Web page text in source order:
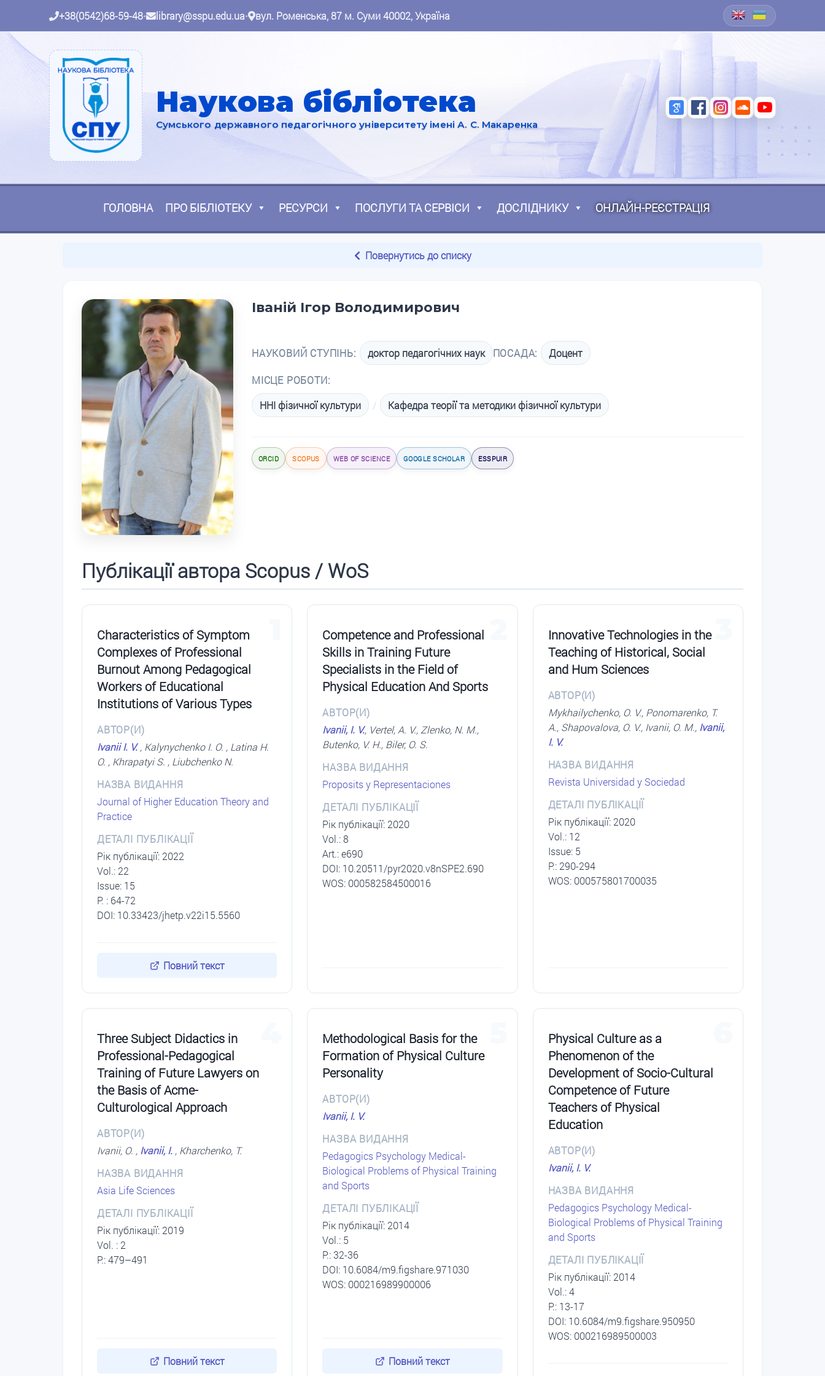
+38(0542)68-59-48• library@sspu.edu.ua• вул. Роменська, 87 м. Суми 40002, Україна
Наукова бібліотека
Сумського державного педагогічного університету імені А. С. Макаренка
ГОЛОВНА ПРО БІБЛІОТЕКУ РЕСУРСИ ПОСЛУГИ ТА СЕРВІСИ ДОСЛІДНИКУ ОНЛАЙН-РЕЄСТРАЦІЯ
Повернутись до списку
Іваній Ігор Володимирович
НАУКОВИЙ СТУПІНЬ: доктор педагогічних наук ПОСАДА: Доцент
МІСЦЕ РОБОТИ:
ННІ фізичної культури
/ Кафедра теорії та методики фізичної культури
ORCID SCOPUS WEB OF SCIENCE GOOGLE SCHOLAR ESSPUIR
Публікації автора Scopus / WoS
Characteristics of Symptom
Complexes of Professional
Burnout Among Pedagogical
Workers of Educational
Institutions of Various Types
АВТОР(И)
Ivanii I. V., Kalynychenko I. O. , Latina H.
O. , Khrapatyi S. , Liubchenko N.
НАЗВА ВИДАННЯ
Journal of Higher Education Theory and
Practice
ДЕТАЛІ ПУБЛІКАЦІЇ
Рік публікації: 2022
Vol.: 22
Issue: 15
P. : 64-72
DOI: 10.33423/jhetp.v22i15.5560
Повний текст
Competence and Professional
Skills in Training Future
Specialists in the Field of
Physical Education And Sports
АВТОР(И)
Ivanii, I. V., Vertel, A. V., Zlenko, N. M.,
Butenko, V. H., Biler, O. S.
НАЗВА ВИДАННЯ
Proposits y Representaciones
ДЕТАЛІ ПУБЛІКАЦІЇ
Рік публікації: 2020
Vol.: 8
Art.: e690
DОI: 10.20511/pyr2020.v8nSPE2.690
WOS: 000582584500016
Innovative Technologies in the
Teaching of Historical, Social
and Hum Sciences
АВТОР(И)
Mykhailychenko, O. V., Ponomarenko, T.
A., Shapovalova, O. V., Ivanii, O. M., Ivanii,
I. V.
НАЗВА ВИДАННЯ
Revista Universidad y Sociedad
ДЕТАЛІ ПУБЛІКАЦІЇ
Рік публікації: 2020
Vol.: 12
Issue: 5
P.: 290-294
WOS: 000575801700035
Three Subject Didactics in
Professional-Pedagogical
Training of Future Lawyers on
the Basis of Acme-
Culturological Approach
АВТОР(И)
Ivanii, O. , Ivanii, I. , Kharchenko, T.
НАЗВА ВИДАННЯ
Asia Life Sciences
ДЕТАЛІ ПУБЛІКАЦІЇ
Рік публікації: 2019
Vol. : 2
P.: 479–491
Повний текст
Methodological Basis for the
Formation of Physical Culture
Personality
АВТОР(И)
Ivanii, I. V.
НАЗВА ВИДАННЯ
Pedagogics Psychology Medical-
Biological Problems of Physical Training
and Sports
ДЕТАЛІ ПУБЛІКАЦІЇ
Рік публікації: 2014
Vol.: 5
P.: 32-36
DОI: 10.6084/m9.figshare.971030
WOS: 000216989900006
Повний текст
Physical Culture as a
Phenomenon of the
Development of Socio-Cultural
Competence of Future
Teachers of Physical
Education
АВТОР(И)
Ivanii, I. V.
НАЗВА ВИДАННЯ
Pedagogics Psychology Medical-
Biological Problems of Physical Training
and Sports
ДЕТАЛІ ПУБЛІКАЦІЇ
Рік публікації: 2014
Vol.: 4
P.: 13-17
DОI: 10.6084/m9.figshare.950950
WOS: 000216989500003